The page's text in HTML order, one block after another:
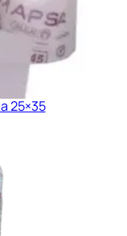
25×35